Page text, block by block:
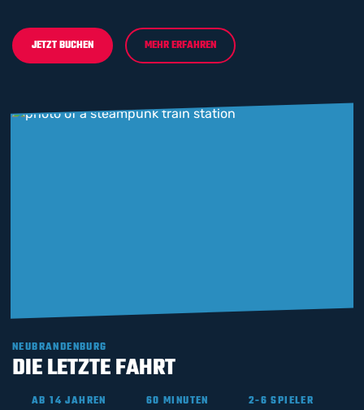
JETZT BUCHEN MEHR ERFAHREN
NEUBRANDENBURG
DIE LETZTE FAHRT
AB 14 JAHREN 60 MINUTEN 2-6 SPIELER